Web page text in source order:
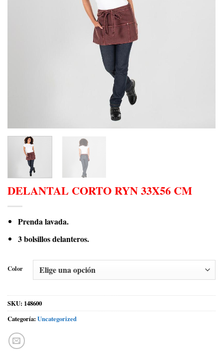
DELANTAL CORTO RYN 33X56 CM
Prenda lavada.
3 bolsillos delanteros.
Color
SKU: 148600
Categoría: Uncategorized